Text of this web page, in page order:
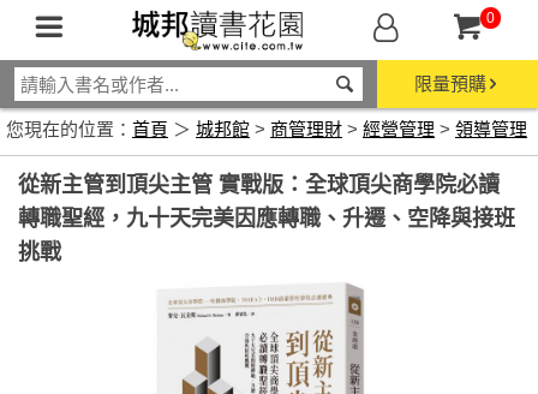
0
限量預購
您現在的位置： 首頁 ＞ 城邦館 > 商管理財 > 經營管理 > 領導管理
從新主管到頂尖主管 實戰版：全球頂尖商學院必讀
轉職聖經，九十天完美因應轉職、升遷、空降與接班
挑戰